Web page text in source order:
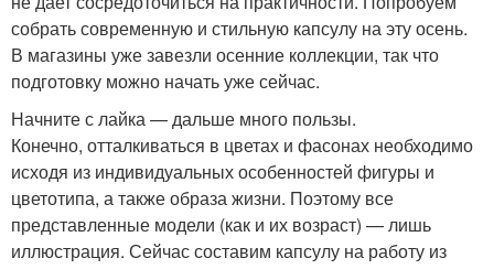
собрать современную и стильную капсулу на эту осень.
В магазины уже завезли осенние коллекции, так что
подготовку можно начать уже сейчас.
Начните с лайка — дальше много пользы.
Конечно, отталкиваться в цветах и фасонах необходимо
исходя из индивидуальных особенностей фигуры и
цветотипа, а также образа жизни. Поэтому все
представленные модели (как и их возраст) — лишь
иллюстрация. Сейчас составим капсулу на работу из